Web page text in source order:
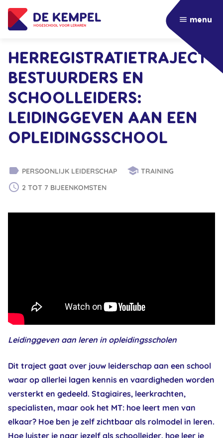
menu
HERREGISTRATIETRAJECT
BESTUURDERS EN
SCHOOLLEIDERS:
LEIDINGGEVEN AAN EEN
OPLEIDINGSSCHOOL
label PERSOONLIJK LEIDERSCHAP school TRAINING
schedule 2 TOT 7 BIJEENKOMSTEN
Leidinggeven aan leren in opleidingsscholen
Dit traject gaat over jouw leiderschap aan een school
waar op allerlei lagen kennis en vaardigheden worden
versterkt en gedeeld. Stagiaires, leerkrachten,
specialisten, maar ook het MT: hoe leert men van
elkaar? Hoe ben je zelf zichtbaar als rolmodel in leren.
Hoe luister je naar jezelf als schoolleider, hoe leer je